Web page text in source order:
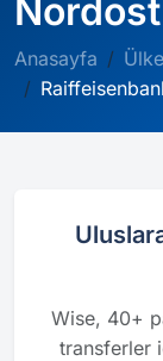
Anasayfa
Wise, 40+
transferler